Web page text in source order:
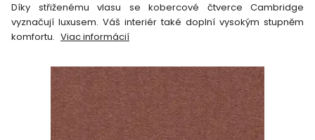
Díky střiženému vlasu se kobercové čtverce Cambridge
vyznačují luxusem. Váš interiér také doplní vysokým stupněm
komfortu. Viac informácií